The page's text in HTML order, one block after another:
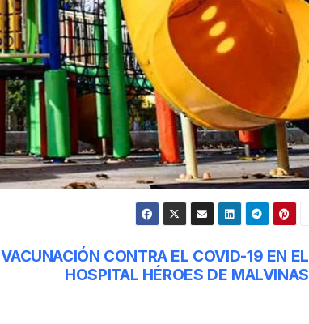
VACUNACIÓN CONTRA EL COVID-19 EN EL
HOSPITAL HÉROES DE MALVINAS